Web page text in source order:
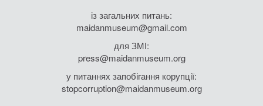
із загальних питань:
maidanmuseum@gmail.com
для ЗМІ:
press@maidanmuseum.org
у питаннях запобігання корупції:
stopcorruption@maidanmuseum.org